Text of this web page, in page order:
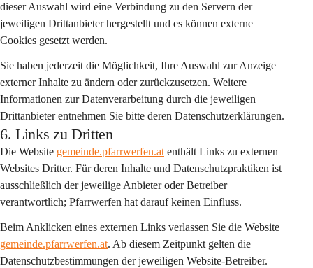
dieser Auswahl wird eine Verbindung zu den Servern der
jeweiligen Drittanbieter hergestellt und es können externe
Cookies gesetzt werden.
Sie haben jederzeit die Möglichkeit, Ihre Auswahl zur Anzeige
externer Inhalte zu ändern oder zurückzusetzen. Weitere
Informationen zur Datenverarbeitung durch die jeweiligen
Drittanbieter entnehmen Sie bitte deren Datenschutzerklärungen.
6. Links zu Dritten
Die Website gemeinde.pfarrwerfen.at enthält Links zu externen
Websites Dritter. Für deren Inhalte und Datenschutzpraktiken ist
ausschließlich der jeweilige Anbieter oder Betreiber
verantwortlich; Pfarrwerfen hat darauf keinen Einfluss.
Beim Anklicken eines externen Links verlassen Sie die Website
gemeinde.pfarrwerfen.at. Ab diesem Zeitpunkt gelten die
Datenschutzbestimmungen der jeweiligen Website-Betreiber.